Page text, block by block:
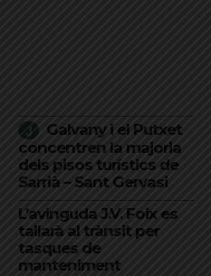
Galvany i el Putxet
concentren la majoria
dels pisos turístics de
Sarrià – Sant Gervasi
L’avinguda J.V. Foix es
tallarà al trànsit per
tasques de
manteniment